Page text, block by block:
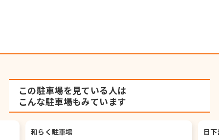
この駐車場を見ている人は
こんな駐車場もみています
和らく駐車場 日